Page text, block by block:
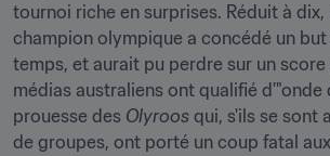
tournoi riche en surprises. Réduit à dix,
champion olympique a concédé un
temps, et aurait pu perdre sur un
médias australiens ont qualifié d'"onde
prouesse des Olyroos qui, s'ils se sont
de groupes, ont porté un coup fatal